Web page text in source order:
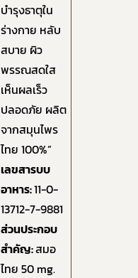
บำรุงธาตุใน
ร่างกาย หลับ
สบาย ผิว
พรรณสดใส
เห็นผลเร็ว
ปลอดภัย ผลิต
จากสมุนไพร
ไทย 100%”
เลขสารบบ
อาหาร:11-0-
13712-7-9881
ส่วนประกอบ
สำคัญ:สมอ
ไทย 50 mg.